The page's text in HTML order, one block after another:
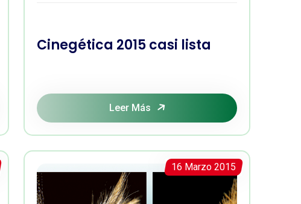
Cinegética 2015 casi lista
Leer Más
16 Marzo 2015